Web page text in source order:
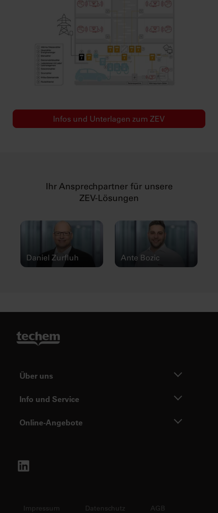
Infos und Unterlagen zum ZEV
Ihr Ansprechpartner für unsere
ZEV-Lösungen
Daniel Zurfluh Ante Bozic
Über uns
Info und Service
Online-Angebote
Impressum Datenschutz AGB